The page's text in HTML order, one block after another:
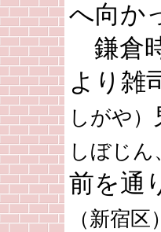
へ向か
鎌倉
より雑
しがや）
しぼじん
前を通
（新宿区）